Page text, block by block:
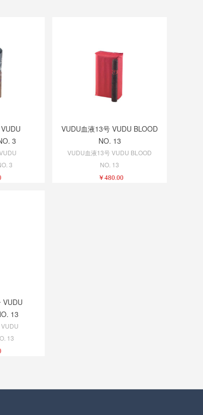
3
3
VUDU血液13号 VUDU BLOOD
NO. 13
VUDU血液13号 VUDU BLOOD
NO. 13
￥ 480.00
VUDU
13
13